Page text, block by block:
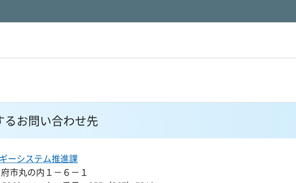
るお問い合わせ先
ーシステム推進課
市丸の内１－６－１